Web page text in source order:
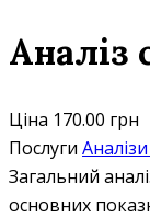
Аналіз
Ціна 170.00 грн
Послуги
Загальний
основних